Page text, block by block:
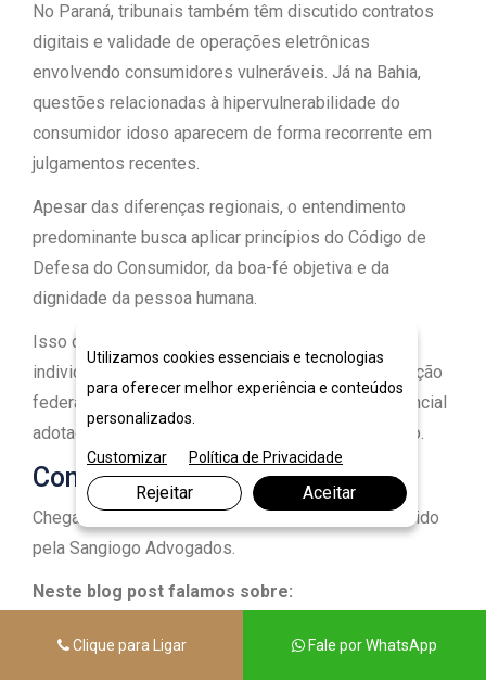
No Paraná, tribunais também têm discutido contratos
digitais e validade de operações eletrônicas
envolvendo consumidores vulneráveis. Já na Bahia,
questões relacionadas à hipervulnerabilidade do
consumidor idoso aparecem de forma recorrente em
julgamentos recentes.
Apesar das diferenças regionais, o entendimento
predominante busca aplicar princípios do Código de
Defesa do Consumidor, da boa-fé objetiva e da
dignidade da pessoa humana.
Isso demonstra a importância de análise jurídica
individualizada, considerando não apenas a legislação
federal, mas também o posicionamento jurisprudencial
adotado no estado onde o processo será discutido.
Conclusão
Chegamos ao fim de mais um conteúdo desenvolvido
pela Sangiogo Advogados.
Neste blog post falamos sobre:
Como funciona a Lei do Superendividamento em
Clique para Ligar Fale por WhatsApp
Utilizamos cookies essenciais e tecnologias
para oferecer melhor experiência e conteúdos
personalizados.
Customizar Política de Privacidade
Rejeitar Aceitar